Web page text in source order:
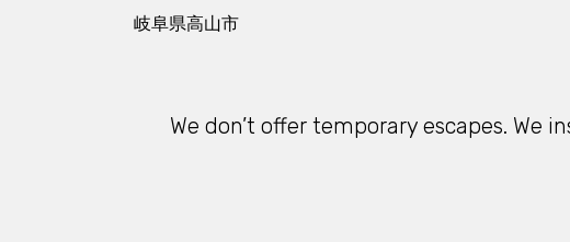
岐阜県高山市
We don’t offer temporary escapes.